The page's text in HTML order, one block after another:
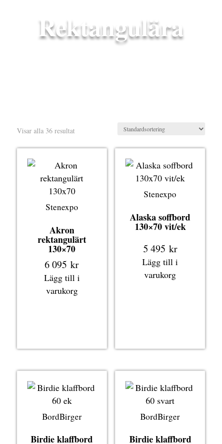
Rektangulära
Visar alla 36 resultat
Stenexpo
Akron
rektangulärt
130×70
6 095kr
Lägg till i
varukorg
Stenexpo
Alaska soffbord
130×70 vit/ek
5 495 kr
Lägg till i
varukorg
BordBirger
Birdie klaffbord
BordBirger
Birdie klaffbord